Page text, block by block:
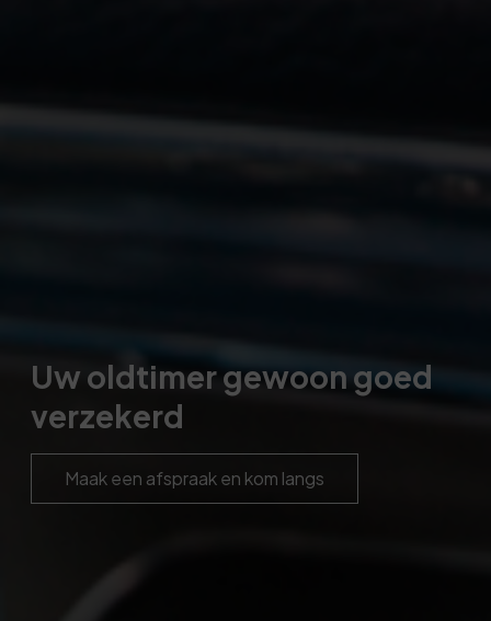
Uw oldtimer gewoon goed
verzekerd
Maak een afspraak en kom langs